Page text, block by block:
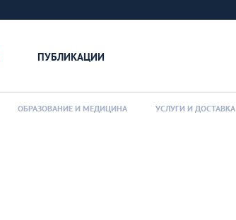
ПУБЛИКАЦИИ
ОБРАЗОВАНИЕ И МЕДИЦИНА УСЛУГИ И ДОСТАВКА